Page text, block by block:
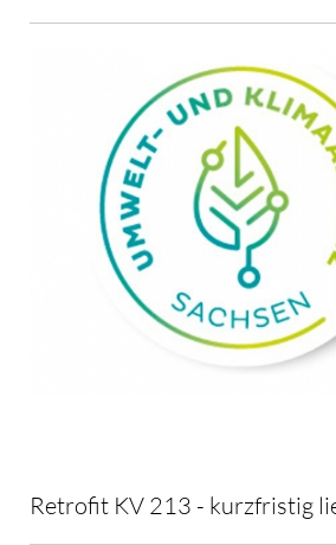
Retrofit KV 213 - kurzfristig